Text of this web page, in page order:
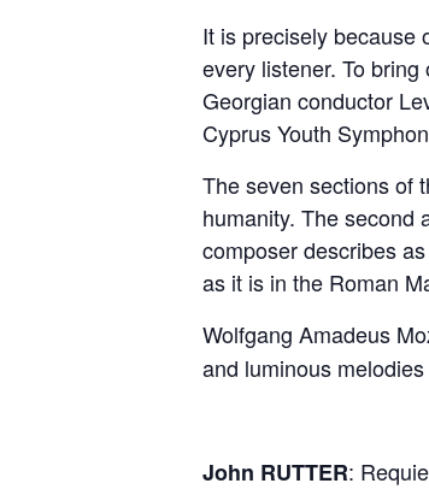
It is precisely because
every listener. To
Georgian conductor
Cyprus Youth
The seven sections of
humanity. The second
composer describes
as it is in the Roman
Wolfgang Amadeus
and luminous
John RUTTER: